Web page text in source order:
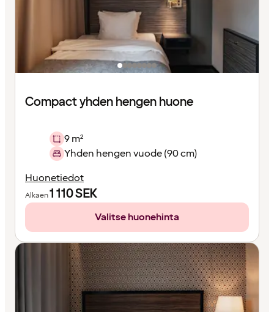
Compact yhden hengen huone
9 m²
Yhden hengen vuode (90 cm)
Huonetiedot
Alkaen1 110SEK
Valitse huonehinta